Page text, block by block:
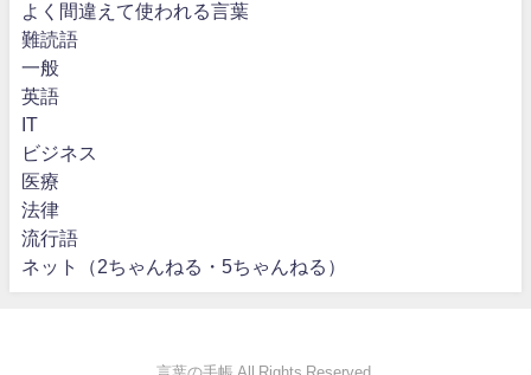
よく間違えて使われる言葉
難読語
一般
英語
IT
ビジネス
医療
法律
流行語
ネット（2ちゃんねる・5ちゃんねる）